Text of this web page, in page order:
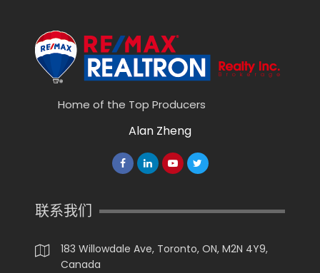
Home of the Top Producers
Alan Zheng
联系我们
183 Willowdale Ave, Toronto, ON, M2N 4Y9,
Canada